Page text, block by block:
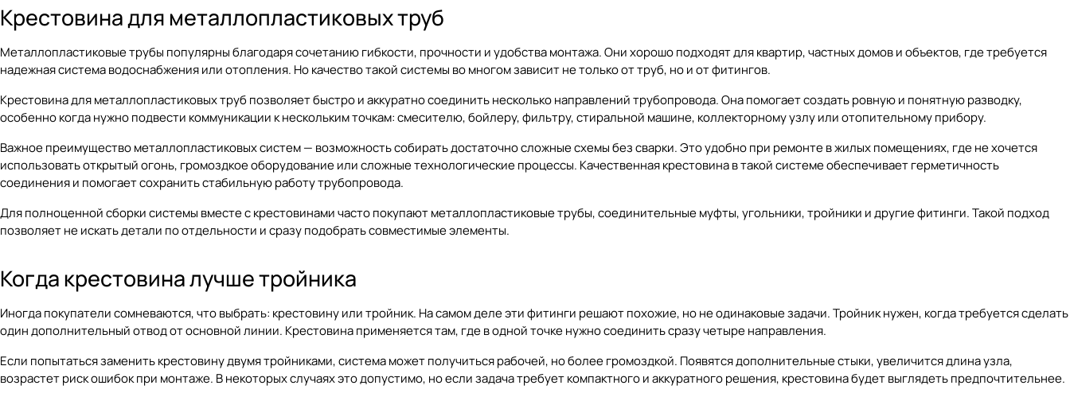
Крестовина для металлопластиковых труб
Металлопластиковые трубы популярны благодаря сочетанию гибкости, прочности и удобства монтажа. Они хорошо подходят для квартир, частных домов и объектов, где требуется
надежная система водоснабжения или отопления. Но качество такой системы во многом зависит не только от труб, но и от фитингов.
Крестовина для металлопластиковых труб позволяет быстро и аккуратно соединить несколько направлений трубопровода. Она помогает создать ровную и понятную разводку,
особенно когда нужно подвести коммуникации к нескольким точкам: смесителю, бойлеру, фильтру, стиральной машине, коллекторному узлу или отопительному прибору.
Важное преимущество металлопластиковых систем — возможность собирать достаточно сложные схемы без сварки. Это удобно при ремонте в жилых помещениях, где не хочется
использовать открытый огонь, громоздкое оборудование или сложные технологические процессы. Качественная крестовина в такой системе обеспечивает герметичность
соединения и помогает сохранить стабильную работу трубопровода.
Для полноценной сборки системы вместе с крестовинами часто покупаютметаллопластиковые трубы,соединительные муфты,угольники,тройники и другие фитинги. Такой подход
позволяет не искать детали по отдельности и сразу подобрать совместимые элементы.
Когда крестовина лучше тройника
Иногда покупатели сомневаются, что выбрать: крестовину или тройник. На самом деле эти фитинги решают похожие, но не одинаковые задачи.Тройникнужен, когда требуется сделать
один дополнительный отвод от основной линии. Крестовина применяется там, где в одной точке нужно соединить сразу четыре направления.
Если попытаться заменить крестовину двумя тройниками, система может получиться рабочей, но более громоздкой. Появятся дополнительные стыки, увеличится длина узла,
возрастет риск ошибок при монтаже. В некоторых случаях это допустимо, но если задача требует компактного и аккуратного решения, крестовина будет выглядеть предпочтительнее.